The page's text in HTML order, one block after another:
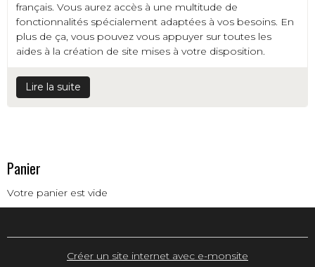
français. Vous aurez accès à une multitude de
fonctionnalités spécialement adaptées à vos besoins. En
plus de ça, vous pouvez vous appuyer sur toutes les
aides à la création de site mises à votre disposition.
Lire la suite
Panier
Votre panier est vide
Créer un site internet avec e-monsite